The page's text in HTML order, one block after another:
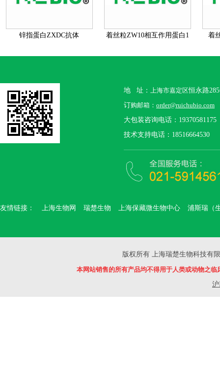
锌指蛋白ZXDC抗体
着丝粒ZW10相互作用蛋白1
着
地 址： 上海市嘉定区恒永路
订购邮箱： order@ruichubio.com
大包装咨询电话：19370581175
技术支持电话：18516664530
友情链接： 上海生物网 瑞楚生物 上海保藏微生物中心 浦斯瑞（
版权所有 上海瑞楚生物科技有
本网站销售的所有产品均不得用于人类或动物之
沪